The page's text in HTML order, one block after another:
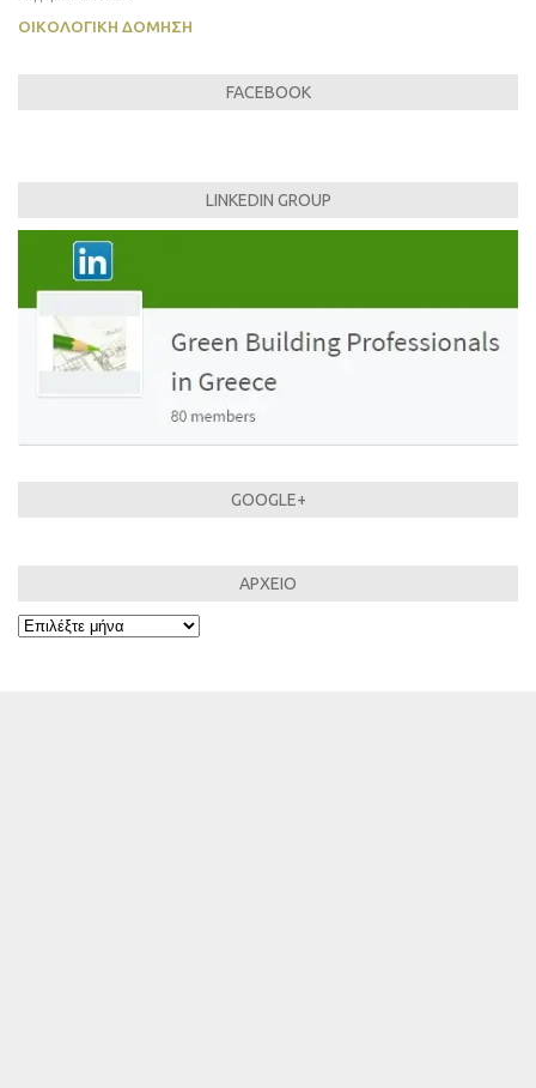
ΟΙΚΟΛΟΓΙΚΉ ΔΌΜΗΣΗ
FACEBOOK
LINKEDIN GROUP
GOOGLE+
ΑΡΧΕΙΟ
ΑΡΧΕΙΟ